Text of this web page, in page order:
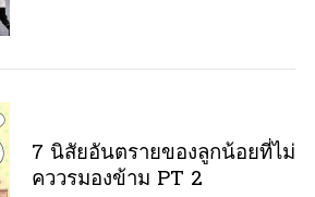
7 นิสัยอันตรายของลูกน้อยที่ไม่
คววรมองข้าม PT 2